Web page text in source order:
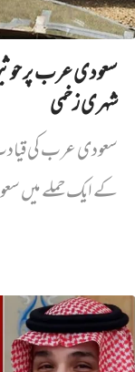
سعودی عرب پر
شہری زخمی
سعودی عرب کی
کے ایک حملے میں